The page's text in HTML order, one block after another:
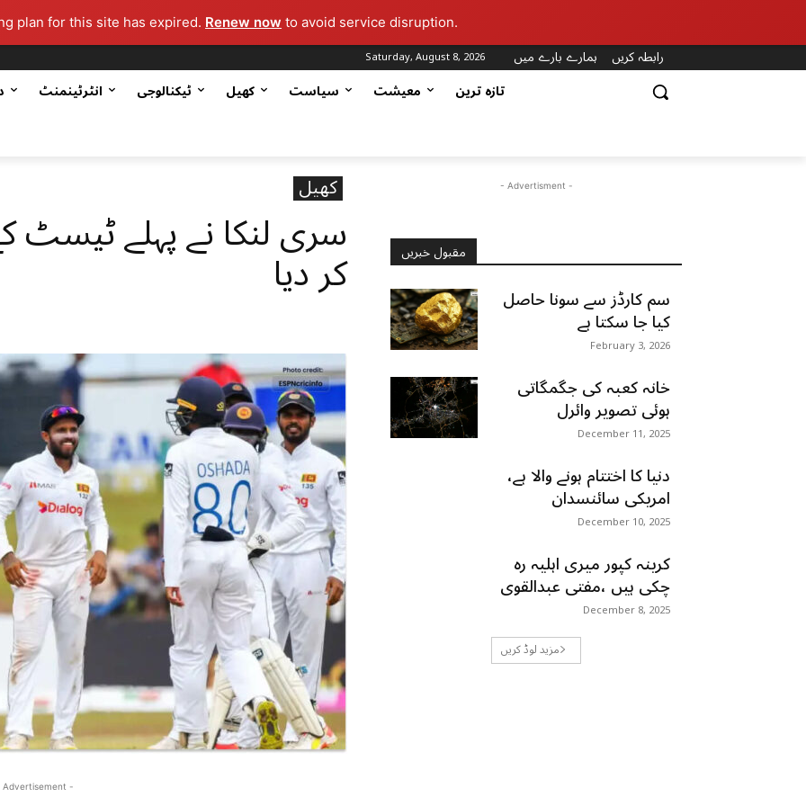
plan for this site has expired. Renew now to avoid service disruption.
Saturday, August 8, 2026 ہمارے بارے میں
رابطہ کریں
انٹرٹینمنٹ ٹیکنالوجی کھیل سیاست معیشت تازہ ترین
کھیل
سری لنکا نے پہلے ٹیسٹ
کر دیا
-
- Advertisment -
مقبول خبریں
سم کارڈز سے سونا حاصل
کیا جا سکتا ہے
February 3, 2026
خانہ کعبہ کی جگمگاتی
ہوئی تصویر وائرل
December 11, 2025
دنیا کا اختتام ہونے والا ہے،
امریکی سائنسدان
December 10, 2025
کرینہ کپور میری اہلیہ رہ
چکی ہیں ،مفتی عبدالقوی
December 8, 2025
مزید لوڈ کریں